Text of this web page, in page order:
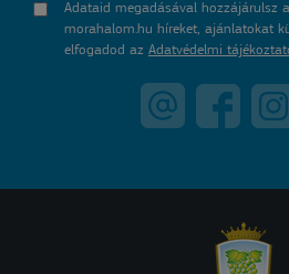
Adataid megadásával hozzájárulsz
morahalom.hu híreket, ajánlatokat
elfogadod az Adatvédelmi